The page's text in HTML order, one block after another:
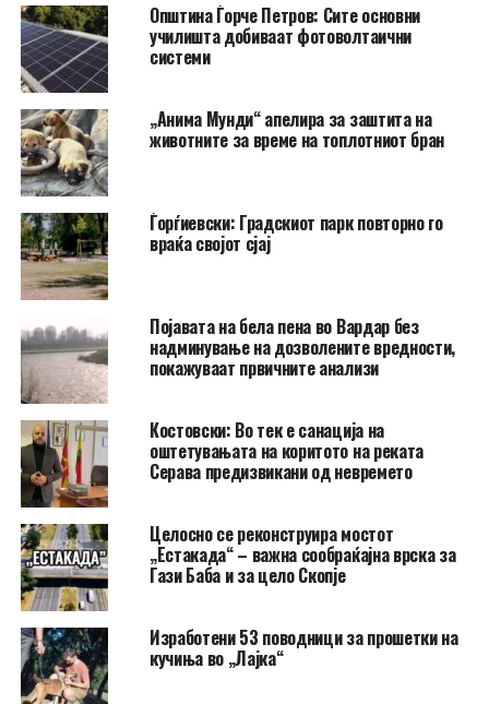
Општина Ѓорче Петров: Сите основни
училишта добиваат фотоволтаични
системи
„Анима Мунди“ апелира за заштита на
животните за време на топлотниот бран
Ѓорѓиевски: Градскиот парк повторно го
враќа својот сјај
Појавата на бела пена во Вардар без
надминување на дозволените вредности,
покажуваат првичните анализи
Костовски: Во тек е санација на
оштетувањата на коритото на реката
Серава предизвикани од невремето
Целосно се реконструира мостот
„Естакада“ – важна сообраќајна врска за
Гази Баба и за цело Скопје
Изработени 53 поводници за прошетки на
кучиња во „Лајка“